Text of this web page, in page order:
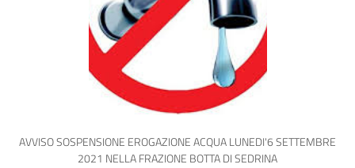
AVVISO SOSPENSIONE EROGAZIONE ACQUA LUNEDI'6 SETTEMBRE
2021 NELLA FRAZIONE BOTTA DI SEDRINA